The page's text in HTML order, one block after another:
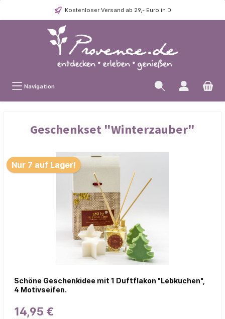
Kostenloser Versand ab 29,- Euro in D
Navigation
Geschenkset "Winterzauber"
Nur 7 auf Lager!
Schöne Geschenkidee mit 1 Duftflakon "Lebkuchen",
4 Motivseifen.
14,95 €